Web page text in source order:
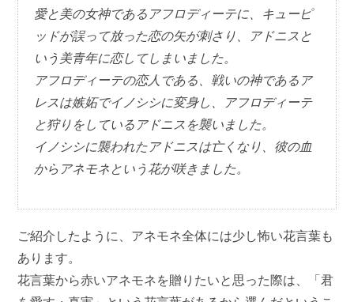
愛と美の女神であるアフロディーテに、キューピ
ッドが誤って放った恋の矢が刺さり、アドニスと
いう美青年に恋してしまいました。
アフロディーテの恋人である、戦いの神であるア
レスは嫉妬でイノシシに変身し、アフロディーテ
と狩りをしているアドニスを襲いました。
イノシシに襲われたアドニスは亡くなり、彼の血
からアネモネという花が咲きました。
ご紹介したように、アネモネ全体には少し怖い花言葉も
あります。
花言葉から赤いアネモネを贈りたいと思った際は、「君